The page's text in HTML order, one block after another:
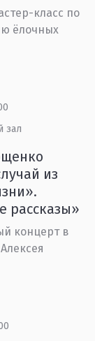
класс по
ёлочных
зал
из
рассказы»
концерт в